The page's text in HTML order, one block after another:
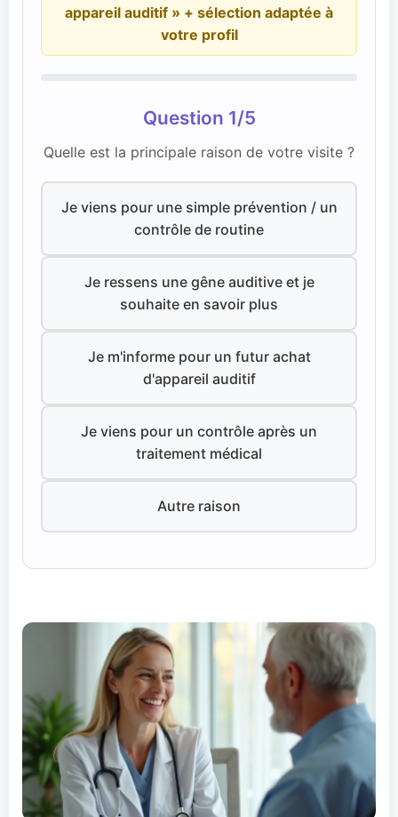
appareil auditif » + sélection adaptée à
votre profil
Question 1/5
Quelle est la principale raison de votre visite ?
Je viens pour une simple prévention / un
contrôle de routine
Je ressens une gêne auditive et je
souhaite en savoir plus
Je m'informe pour un futur achat
d'appareil auditif
Je viens pour un contrôle après un
traitement médical
Autre raison